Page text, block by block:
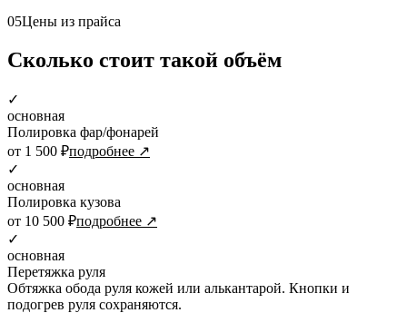
05Цены из прайса
Сколько стоит такой объём
✓
основная
Полировка фар/фонарей
от 1 500 ₽подробнее ↗
✓
основная
Полировка кузова
от 10 500 ₽подробнее ↗
✓
основная
Перетяжка руля
Обтяжка обода руля кожей или алькантарой. Кнопки и
подогрев руля сохраняются.